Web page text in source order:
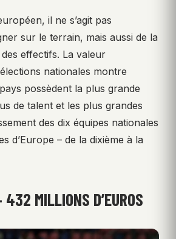
il ne s’agit pas
sur le terrain, mais aussi de la
effectifs. La valeur
nationales montre
possèdent la plus grande
de talent et les plus grandes
des dix équipes nationales
d’Europe – de la dixième à la
432 MILLIONS D’EUROS